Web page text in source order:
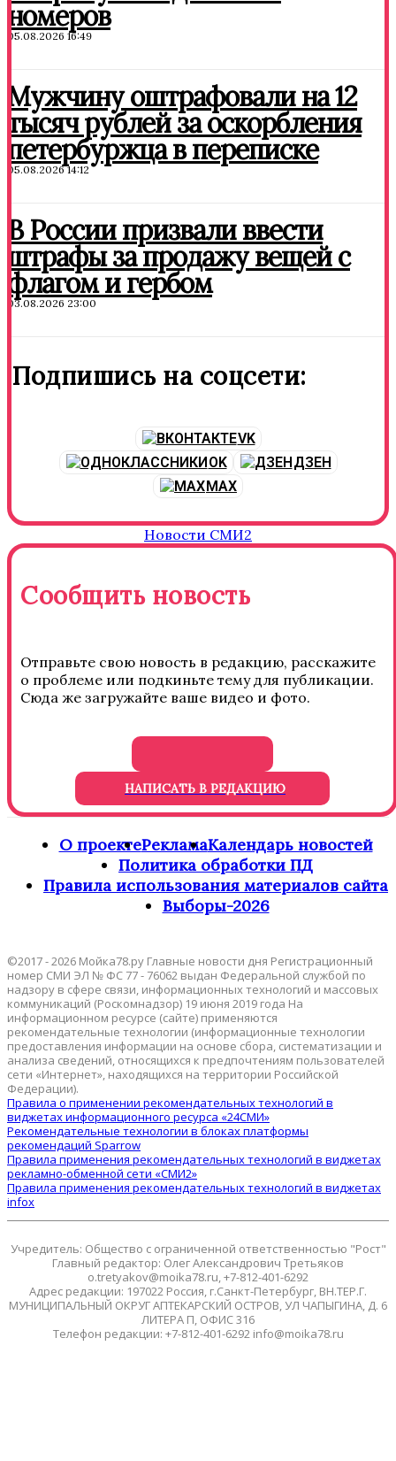
номеров
05.08.2026 16:49
Мужчину оштрафовали на 12
тысяч рублей за оскорбления
петербуржца в переписке
05.08.2026 14:12
В России призвали ввести
штрафы за продажу вещей с
флагом и гербом
03.08.2026 23:00
Подпишись на соцсети:
VK
OK
ДЗЕН
MAX
Новости СМИ2
Сообщить новость
Отправьте свою новость в редакцию, расскажите
о проблеме или подкиньте тему для публикации.
Сюда же загружайте ваше видео и фото.
НАПИСАТЬ В РЕДАКЦИЮ
О проектеРекламаКалендарь новостей
Политика обработки ПД
Правила использования материалов сайта
Выборы-2026
©2017 - 2026 Мойка78.ру Главные новости дня Регистрационный
номер СМИ ЭЛ № ФС 77 - 76062 выдан Федеральной службой по
надзору в сфере связи, информационных технологий и массовых
коммуникаций (Роскомнадзор) 19 июня 2019 года На
информационном ресурсе (сайте) применяются
рекомендательные технологии (информационные технологии
предоставления информации на основе сбора, систематизации и
анализа сведений, относящихся к предпочтениям пользователей
сети «Интернет», находящихся на территории Российской
Федерации).
Правила о применении рекомендательных технологий в
виджетах информационного ресурса «24СМИ»
Рекомендательные технологии в блоках платформы
рекомендаций Sparrow
Правила применения рекомендательных технологий в виджетах
рекламно-обменной сети «СМИ2»
Правила применения рекомендательных технологий в виджетах
infox
Учредитель: Общество с ограниченной ответственностью "Рост"
Главный редактор: Олег Александрович Третьяков
o.tretyakov@moika78.ru, +7-812-401-6292
Адрес редакции: 197022 Россия, г.Санкт-Петербург, ВН.ТЕР.Г.
МУНИЦИПАЛЬНЫЙ ОКРУГ АПТЕКАРСКИЙ ОСТРОВ, УЛ ЧАПЫГИНА, Д. 6
ЛИТЕРА П, ОФИС 316
Телефон редакции: +7-812-401-6292 info@moika78.ru